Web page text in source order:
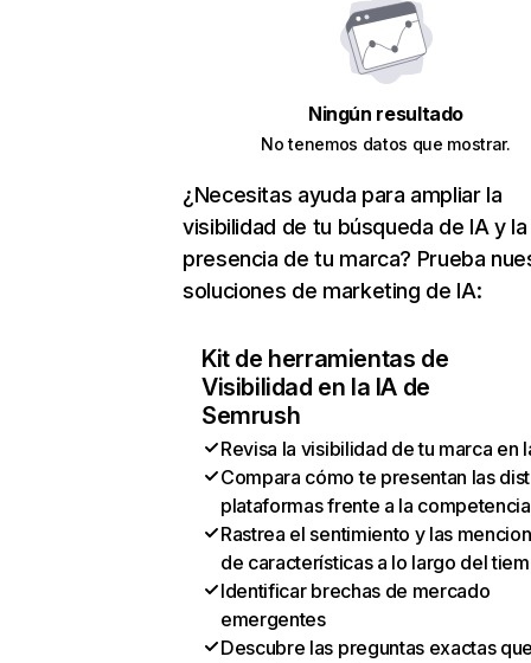
Ningún resultado
No tenemos datos que mostrar.
¿Necesitas ayuda para ampliar la
visibilidad de tu búsqueda de IA y la
presencia de tu marca? Prueba
soluciones de marketing de IA:
Kit de herramientas de
Visibilidad en la IA de
Semrush
Revisa la visibilidad de tu marca en
Compara cómo te presentan las
plataformas frente a la competencia
Rastrea el sentimiento y las
de características a lo largo del
Identificar brechas de mercado
emergentes
Descubre las preguntas exactas